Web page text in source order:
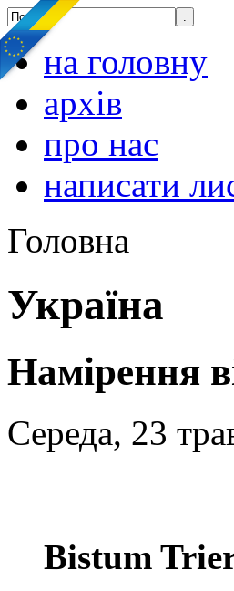
на головну
архів
про нас
написати
Головна
Україна
Намірення
Середа, 23
Bistum